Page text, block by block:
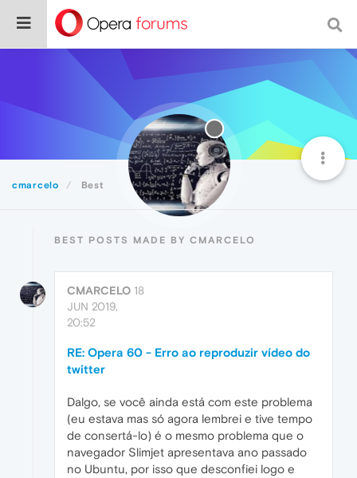
cmarcelo Best
BEST POSTS MADE BY CMARCELO
CMARCELO 18
JUN 2019,
20:52
RE: Opera 60 - Erro ao reproduzir vídeo do
twitter
Dalgo, se você ainda está com este problema
(eu estava mas só agora lembrei e tive tempo
de consertá-lo) é o mesmo problema que o
navegador Slimjet apresentava ano passado
no Ubuntu, por isso que desconfiei logo e